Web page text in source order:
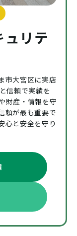
リテ
市大宮区に実店
信頼で実績を
財産・情報を守
頼が最も重要で
心と安全を守り